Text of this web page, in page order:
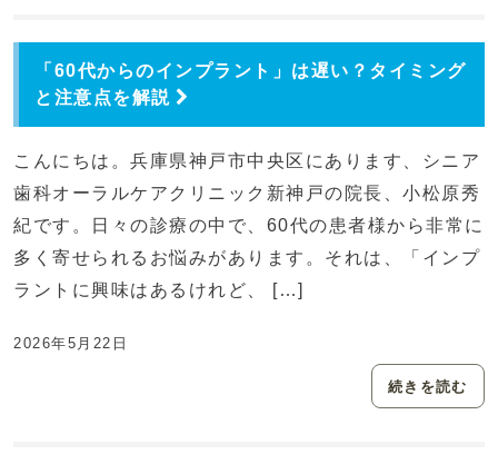
「60代からのインプラント」は遅い？タイミング
と注意点を解説
こんにちは。兵庫県神戸市中央区にあります、シニア
歯科オーラルケアクリニック新神戸の院長、小松原秀
紀です。日々の診療の中で、60代の患者様から非常に
多く寄せられるお悩みがあります。それは、「インプ
ラントに興味はあるけれど、 […]
2026年5月22日
続きを読む